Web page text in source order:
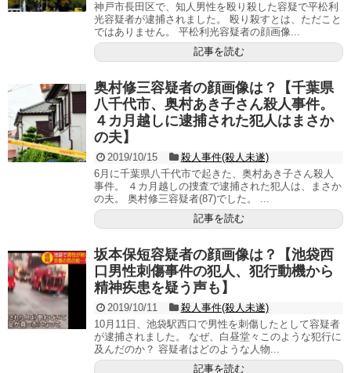
神戸市長田区で、知人男性を殴り殺した容疑で平松利
光容疑者が逮捕されました。 殴り殺すとは、ただこと
ではありません。 平松利光容疑者の顔画像...
記事を読む
奥村修三容疑者の顔画像は？【千葉県
八千代市、奥村あき子さん殺人事件。
４カ月越しに逮捕された犯人はまさか
の夫】
2019/10/15
殺人事件(殺人未遂)
6月に千葉県八千代市で起きた、奥村あき子さん殺人
事件。 ４カ月越しの捜査で逮捕された犯人は、まさか
の夫。 奥村修三容疑者(87)でした。 ...
記事を読む
坂本保短容疑者の顔画像は？【池袋西
口男性刺傷事件の犯人、犯行動機から
精神疾患を疑う声も】
2019/10/11
殺人事件(殺人未遂)
10月11日、池袋駅西口で男性を刺傷したとして容疑者
が逮捕されました。 なぜ、白昼堂々このような犯行に
及んだのか？ 容疑者はどのような人物...
記事を読む